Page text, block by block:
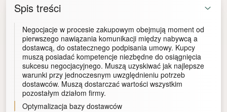
Spis treści
Negocjacje w procesie zakupowym obejmują moment od
pierwszego nawiązania komunikacji między nabywcą a
dostawcą, do ostatecznego podpisania umowy. Kupcy
muszą posiadać kompetencje niezbędne do osiągnięcia
sukcesu negocjacyjnego. Muszą uzyskiwać jak najlepsze
warunki przy jednoczesnym uwzględnieniu potrzeb
dostawców. Muszą dostarczać wartości wszystkim
pozostałym działom firmy.
Optymalizacja bazy dostawców